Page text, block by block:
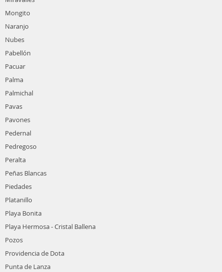
Mongito
Naranjo
Nubes
Pabellón
Pacuar
Palma
Palmichal
Pavas
Pavones
Pedernal
Pedregoso
Peralta
Peñas Blancas
Piedades
Platanillo
Playa Bonita
Playa Hermosa - Cristal Ballena
Pozos
Providencia de Dota
Punta de Lanza